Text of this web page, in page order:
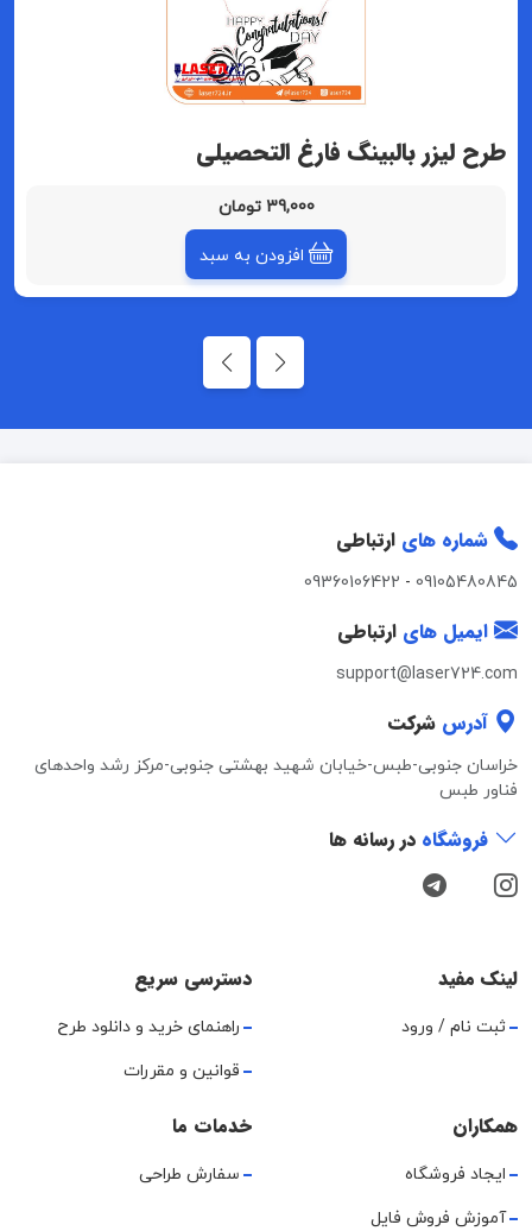
طرح لیزر بالبینگ فارغ التحصیلی
39,000 تومان
افزودن به سبد
شماره های ارتباطی
09105480845
-
09360106422
ایمیل های ارتباطی
support@laser724.com
آدرس شرکت
خراسان جنوبی-طبس-خیابان شهید بهشتی جنوبی-مرکز رشد واحدهای
فناور طبس
فروشگاه در رسانه ها
لینک مفید
ثبت نام / ورود
دسترسی سریع
راهنمای خرید و دانلود طرح
قوانین و مقررات
همکاران
ایجاد فروشگاه
آموزش فروش فایل
خدمات ما
سفارش طراحی